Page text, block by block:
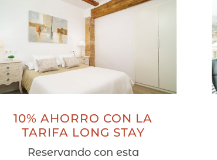
10% AHORRO CON LA
TARIFA LONG STAY
Reservando con esta